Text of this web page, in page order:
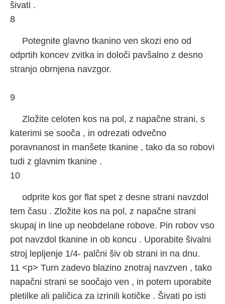
šivati ​​.
8
Potegnite glavno tkanino ven skozi eno od
odprtih koncev zvitka in določi pavšalno z desno
stranjo obrnjena navzgor.
9
Zložite celoten kos na pol, z napačne strani, s
katerimi se sooča , in odrezati odvečno
poravnanost in manšete tkanine , tako da so robovi
tudi z glavnim tkanine .
10
odprite kos gor flat spet z desne strani navzdol
tem času . Zložite kos na pol, z napačne strani
skupaj in line up neobdelane robove. Pin robov vso
pot navzdol tkanine in ob koncu . Uporabite šivalni
stroj lepljenje 1/4- palčni šiv ob strani in na dnu.
11 <​​p> Turn zadevo blazino znotraj navzven , tako
napačni strani se soočajo ven , in potem uporabite
pletilke ali paličica za izrinili kotičke . Šivati ​​po isti